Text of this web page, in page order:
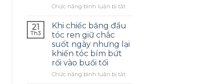
kết
thường
trong
Chức năng bình luận bị tắtở
tế
sau
một
tháng
bếp
21
Th3
Khi chiếc băng đầu
tóc ren giữ chắc
suốt ngày nhưng lại
khiến tóc bím bứt
rối vào buổi tối
Chức năng bình luận bị tắtở